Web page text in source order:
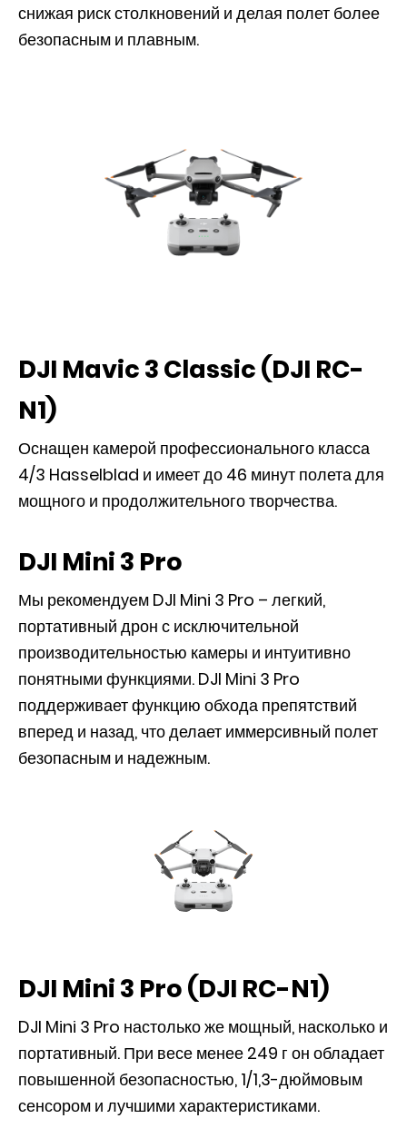
снижая риск столкновений и делая полет более
безопасным и плавным.
DJI Mavic 3 Classic (DJI RC-
N1)
Оснащен камерой профессионального класса
4/3 Hasselblad и имеет до 46 минут полета для
мощного и продолжительного творчества.
DJI Mini 3 Pro
Мы рекомендуем DJI Mini 3 Pro – легкий,
портативный дрон с исключительной
производительностью камеры и интуитивно
понятными функциями. DJI Mini 3 Pro
поддерживает функцию обхода препятствий
вперед и назад, что делает иммерсивный полет
безопасным и надежным.
DJI Mini 3 Pro (DJI RC-N1)
DJI Mini 3 Pro настолько же мощный, насколько и
портативный. При весе менее 249 г он обладает
повышенной безопасностью, 1/1,3-дюймовым
сенсором и лучшими характеристиками.